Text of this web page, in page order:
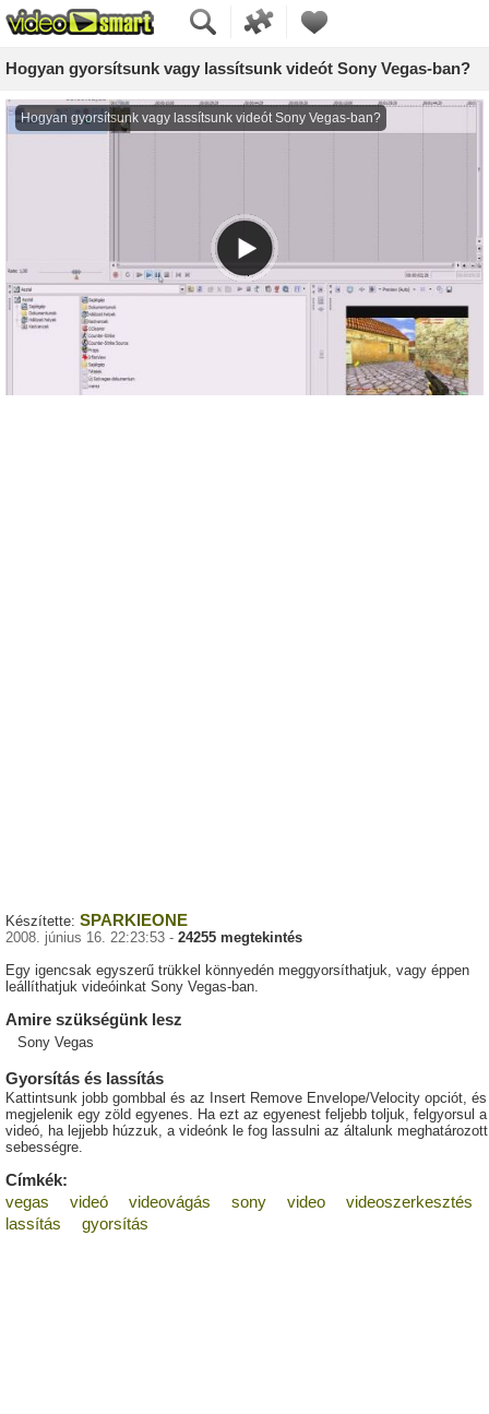
Hogyan gyorsítsunk vagy lassítsunk videót Sony Vegas-ban?
Készítette: SPARKIEONE
2008. június 16. 22:23:53 - 24255 megtekintés
Egy igencsak egyszerű trükkel könnyedén meggyorsíthatjuk, vagy éppen
leállíthatjuk videóinkat Sony Vegas-ban.
Amire szükségünk lesz
Sony Vegas
Gyorsítás és lassítás
Kattintsunk jobb gombbal és az Insert Remove Envelope/Velocity opciót, és
megjelenik egy zöld egyenes. Ha ezt az egyenest feljebb toljuk, felgyorsul a
videó, ha lejjebb húzzuk, a videónk le fog lassulni az általunk meghatározott
sebességre.
Címkék:
vegas
videó videovágás sony video
videoszerkesztés
lassítás
gyorsítás